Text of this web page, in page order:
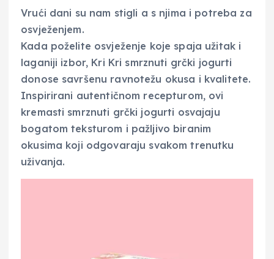
Vrući dani su nam stigli a s njima i potreba za
osvježenjem.
Kada poželite osvježenje koje spaja užitak i
laganiji izbor, Kri Kri smrznuti grčki jogurti
donose savršenu ravnotežu okusa i kvalitete.
Inspirirani autentičnom recepturom, ovi
kremasti smrznuti grčki jogurti osvajaju
bogatom teksturom i pažljivo biranim
okusima koji odgovaraju svakom trenutku
uživanja.